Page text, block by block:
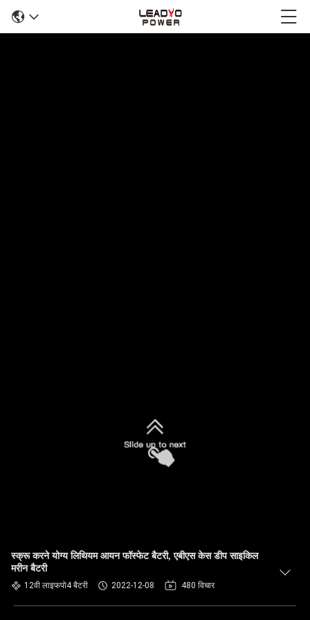
स्क्रू करने योग्य लिथियम आयन फॉस्फेट बैटरी, एबीएस केस डीप साइकिल
मरीन बैटरी
12वी लाइफपो4 बैटरी 2022-12-08 480 विचार